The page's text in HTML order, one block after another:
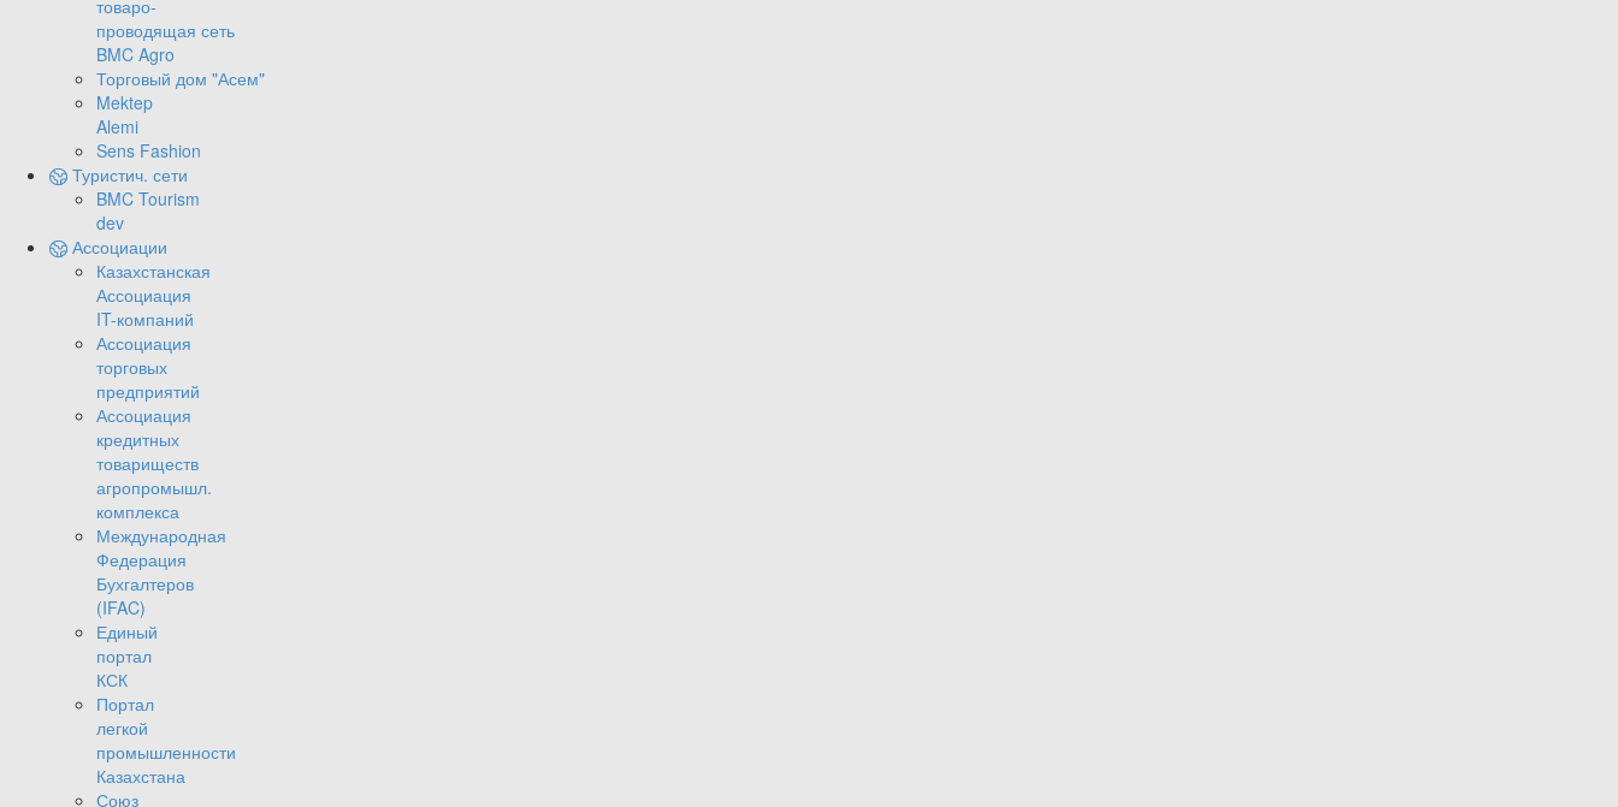
товаро-
проводящая сеть
BMC Agro
Торговый дом "Асем"
Mektep
Alemi
Sens Fashion
Туристич. сети
BMC Tourism
dev
Ассоциации
Казахстанская
Ассоциация
IT-компаний
Ассоциация
торговых
предприятий
Ассоциация
кредитных
товариществ
агропромышл.
комплекса
Международная
Федерация
Бухгалтеров
(IFAC)
Единый
портал
КСК
Портал
легкой
промышленности
Казахстана
Союз